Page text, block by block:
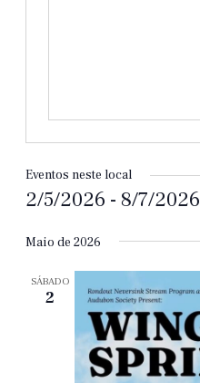
Eventos neste local
2/5/2026 - 8/7/2026
a
Maio de 2026
SÁBADO
2